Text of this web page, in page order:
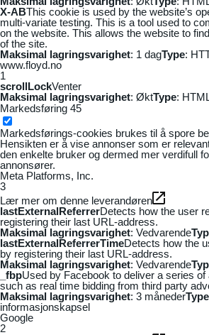
X-ABThis cookie is used by the website’s
multi-variate testing. This is a tool used to
on the website. This allows the website to
of the site.
Maksimal lagringsvarighet: 1 dagType:
www.floyd.no
1
scrollLockVenter
Maksimal lagringsvarighet: ØktType:
Markedsføring 45
Markedsførings-cookies brukes til å spore
Hensikten er å vise annonser som er
den enkelte bruker og dermed mer verdifull
annonsører.
Meta Platforms, Inc.
3
Lær mer om denne leverandøren
lastExternalReferrerDetects how the user
registering their last URL-address.
Maksimal lagringsvarighet: Vedvarende
lastExternalReferrerTimeDetects how the
by registering their last URL-address.
Maksimal lagringsvarighet: Vedvarende
_fbpUsed by Facebook to deliver a series
such as real time bidding from third party
Maksimal lagringsvarighet: 3 månederType
informasjonskapsel
Google
2